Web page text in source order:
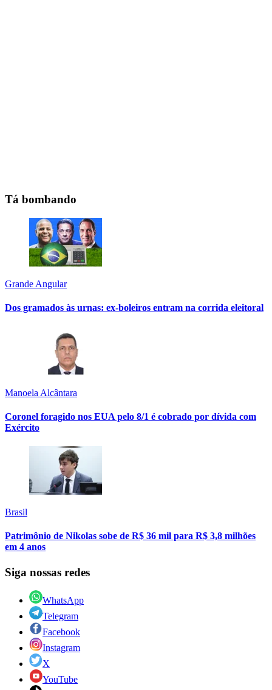
Tá bombando
Grande Angular
Dos gramados às urnas: ex-boleiros entram na corrida eleitoral
Manoela Alcântara
Coronel foragido nos EUA pelo 8/1 é cobrado por dívida com
Exército
Brasil
Patrimônio de Nikolas sobe de R$ 36 mil para R$ 3,8 milhões
em 4 anos
Siga nossas redes
WhatsApp
Telegram
Facebook
Instagram
X
YouTube